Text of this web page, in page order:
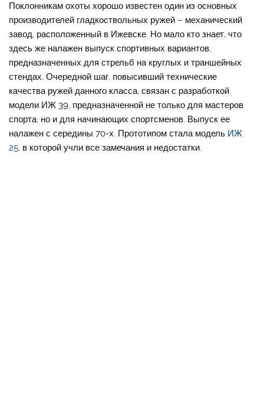
Поклонникам охоты хорошо известен один из основных
производителей гладкоствольных ружей – механический
завод, расположенный в Ижевске. Но мало кто знает, что
здесь же налажен выпуск спортивных вариантов,
предназначенных для стрельб на круглых и траншейных
стендах. Очередной шаг, повысивший технические
качества ружей данного класса, связан с разработкой
модели ИЖ 39, предназначенной не только для мастеров
спорта, но и для начинающих спортсменов. Выпуск ее
налажен с середины 70-х. Прототипом стала модель ИЖ
25, в которой учли все замечания и недостатки.